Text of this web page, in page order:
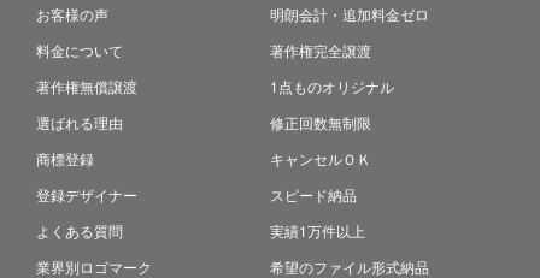
お客様の声
料金について
著作権無償譲渡
選ばれる理由
商標登録
登録デザイナー
よくある質問
業界別ロゴマーク
明朗会計・追加料金ゼロ
著作権完全譲渡
1点ものオリジナル
修正回数無制限
キャンセルＯＫ
スピード納品
実績1万件以上
希望のファイル形式納品